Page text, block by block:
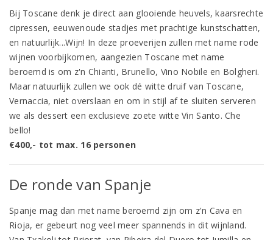
Bij Toscane denk je direct aan glooiende heuvels, kaarsrechte
cipressen, eeuwenoude stadjes met prachtige kunstschatten,
en natuurlijk...Wijn! In deze proeverijen zullen met name rode
wijnen voorbijkomen, aangezien Toscane met name
beroemd is om z'n Chianti, Brunello, Vino Nobile en Bolgheri.
Maar natuurlijk zullen we ook dé witte druif van Toscane,
Vernaccia, niet overslaan en om in stijl af te sluiten serveren
we als dessert een exclusieve zoete witte Vin Santo. Che
bello!
€400,- tot max. 16 personen
De ronde van Spanje
Spanje mag dan met name beroemd zijn om z'n Cava en
Rioja, er gebeurt nog veel meer spannends in dit wijnland.